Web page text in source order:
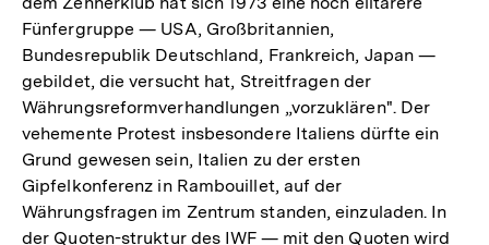
Fünfergruppe — USA, Großbritannien,
Bundesrepublik Deutschland, Frankreich, Japan —
gebildet, die versucht hat, Streitfragen der
Währungsreformverhandlungen „vorzuklären". Der
vehemente Protest insbesondere Italiens dürfte ein
Grund gewesen sein, Italien zu der ersten
Gipfelkonferenz in Rambouillet, auf der
Währungsfragen im Zentrum standen, einzuladen. In
der Quoten-struktur des IWF — mit den Quoten wird